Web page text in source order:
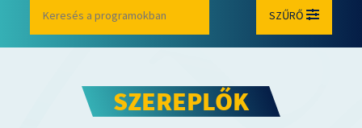
SZŰRŐ
SZEREPLŐK